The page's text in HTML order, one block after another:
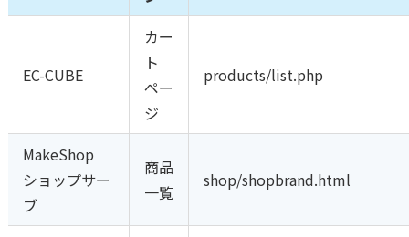
EC-CUBE
カー
ト
ペー
ジ
products/list.php
MakeShop
ショップサー
ブ
商品
一覧
shop/shopbrand.html